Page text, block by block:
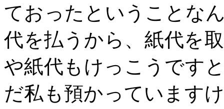
ておったということな
代を払うから、紙代を
や紙代もけっこうです
だ私も預かっています